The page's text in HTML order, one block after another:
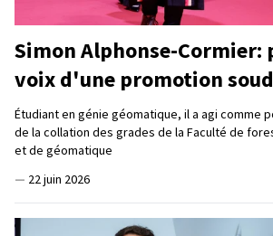
Simon Alphonse-Cormier:
voix d'une promotion
Étudiant en génie géomatique, il a agi comme
de la collation des grades de la Faculté de
et de géomatique
— 22 juin 2026